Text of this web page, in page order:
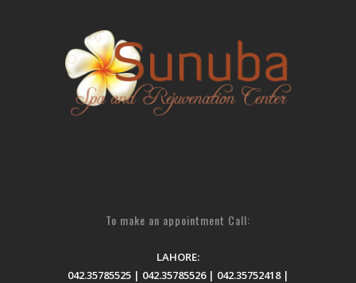
To make an appointment Call:
LAHORE:
042.35785525 | 042.35785526 | 042.35752418 |